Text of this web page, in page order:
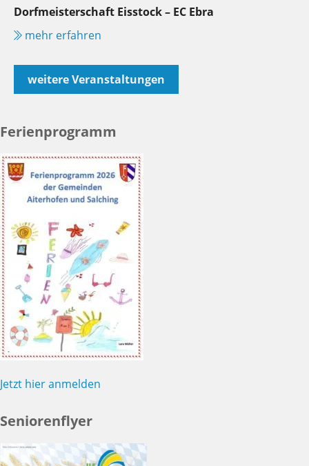
Dorfmeisterschaft Eisstock – EC Ebra
mehr erfahren
weitere Veranstaltungen
Ferienprogramm
Jetzt hier anmelden
Seniorenflyer